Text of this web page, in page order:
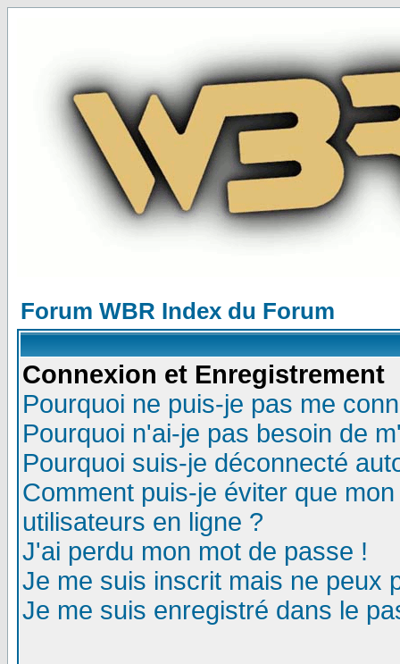
Forum WBR Index du Forum
Connexion et Enregistrement
Pourquoi ne puis-je pas me
Pourquoi n'ai-je pas besoin de
Pourquoi suis-je déconnecté
Comment puis-je éviter que
utilisateurs en ligne ?
J'ai perdu mon mot de passe !
Je me suis inscrit mais ne peux
Je me suis enregistré dans le